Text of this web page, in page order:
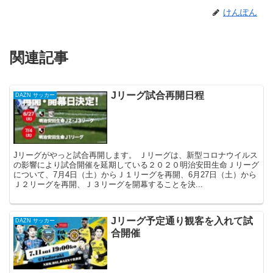
けんぽん
関連記事
DAZN サッカー Jリーグ試合再開日程
Jリーグがやっと試合再開します。 Ｊリーグは、新型コロナウイルス
の影響により試合開催を延期している２０２０明治安田生命Ｊリーグ
について、7月4日（土）からＪ１リーグを再開、6月27日（土）から
Ｊ２リーグを再開、Ｊ３リーグを開幕することを決...
DAZN サッカー
Jリーグ予定通り観客を入れて試
合開催